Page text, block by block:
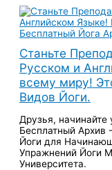
Перейти
содержимому
Станьте
Русском и
всему миру!
Видов Йоги.
Друзья, начинайте
Бесплатный Архив
Йоги для
Упражнений Йоги
Университета.